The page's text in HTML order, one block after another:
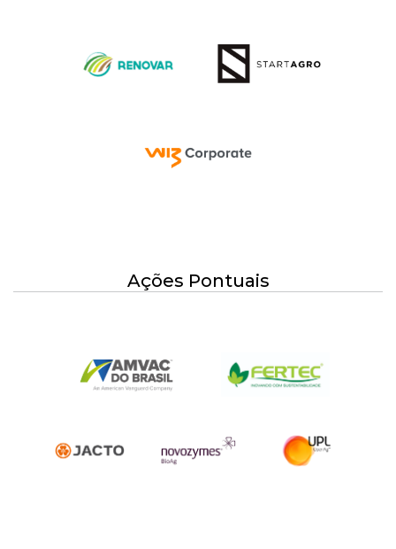
Ações Pontuais